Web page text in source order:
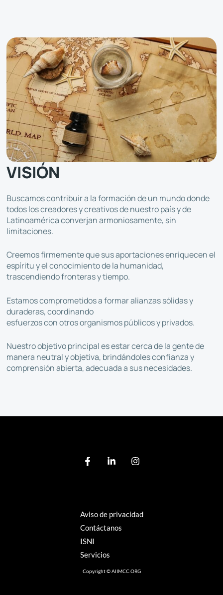
VISIÓN
Buscamos contribuir a la formación de un mundo donde
todos los creadores y creativos de nuestro país y de
Latinoamérica converjan armoniosamente, sin
limitaciones.
Creemos firmemente que sus aportaciones enriquecen el
espíritu y el conocimiento de la humanidad,
trascendiendo fronteras y tiempo.
Estamos comprometidos a formar alianzas sólidas y
duraderas, coordinando
esfuerzos con otros organismos públicos y privados.
Nuestro objetivo principal es estar cerca de la gente de
manera neutral y objetiva, brindándoles confianza y
comprensión abierta, adecuada a sus necesidades.
Aviso de privacidad
Contáctanos
ISNI
Servicios
Copyright © AIIMCC.ORG